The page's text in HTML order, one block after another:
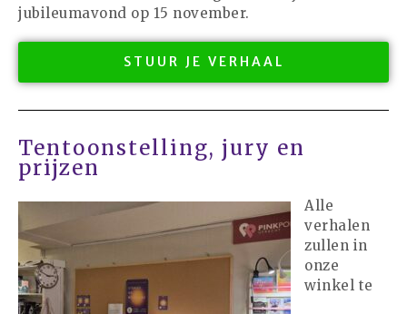
juni 2026
mei 2026
april 2026
maart 2026
januari 2026
november 2025
oktober 2025
september 2025
augustus 2025
juli 2025
jubileumavond op 15 november.
STUUR JE VERHAAL
Tentoonstelling, jury en
prijzen
Alle
verhalen
zullen in
onze
winkel te